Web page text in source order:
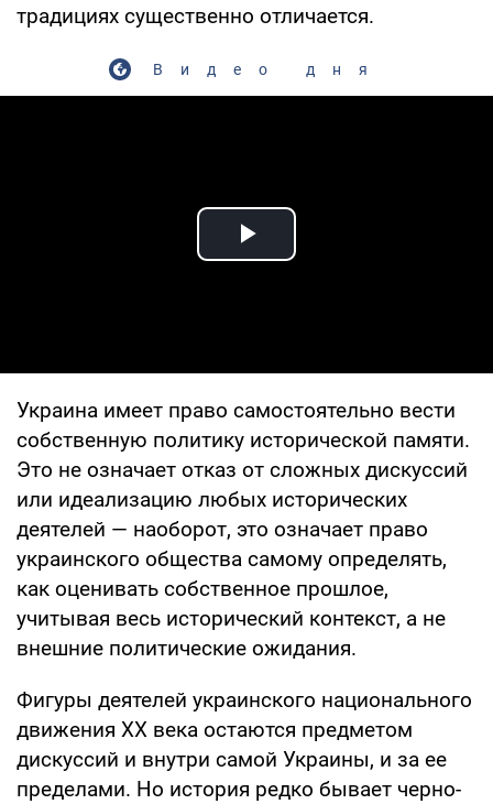
традициях существенно отличается.
Видео дня
Play Video
Украина имеет право самостоятельно вести
собственную политику исторической памяти.
Это не означает отказ от сложных дискуссий
или идеализацию любых исторических
деятелей — наоборот, это означает право
украинского общества самому определять,
как оценивать собственное прошлое,
учитывая весь исторический контекст, а не
внешние политические ожидания.
Фигуры деятелей украинского национального
движения ХХ века остаются предметом
дискуссий и внутри самой Украины, и за ее
пределами. Но история редко бывает черно-